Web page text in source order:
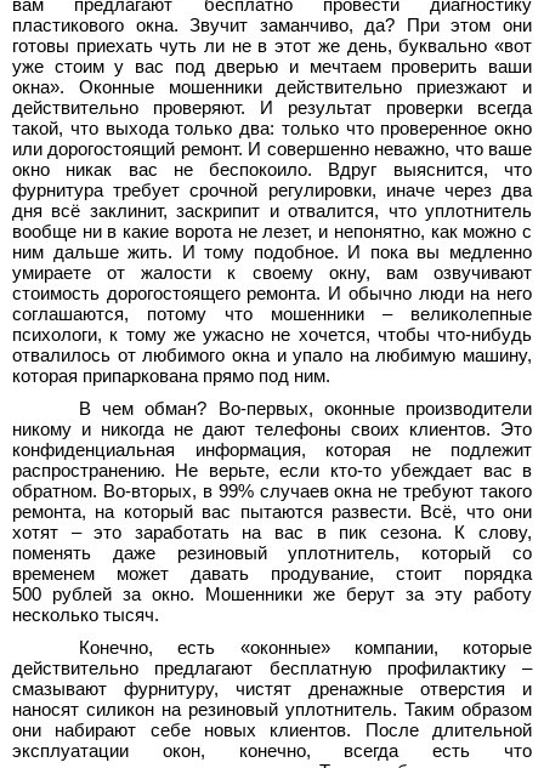
вам предлагают бесплатно провести диагностику
пластикового окна. Звучит заманчиво, да? При этом они
готовы приехать чуть ли не в этот же день, буквально «вот
уже стоим у вас под дверью и мечтаем проверить ваши
окна». Оконные мошенники действительно приезжают и
действительно проверяют. И результат проверки всегда
такой, что выхода только два: только что проверенное окно
или дорогостоящий ремонт. И совершенно неважно, что ваше
окно никак вас не беспокоило. Вдруг выяснится, что
фурнитура требует срочной регулировки, иначе через два
дня всё заклинит, заскрипит и отвалится, что уплотнитель
вообще ни в какие ворота не лезет, и непонятно, как можно с
ним дальше жить. И тому подобное. И пока вы медленно
умираете от жалости к своему окну, вам озвучивают
стоимость дорогостоящего ремонта. И обычно люди на него
соглашаются, потому что мошенники – великолепные
психологи, к тому же ужасно не хочется, чтобы что-нибудь
отвалилось от любимого окна и упало на любимую машину,
которая припаркована прямо под ним.
В чем обман? Во-первых, оконные производители
никому и никогда не дают телефоны своих клиентов. Это
конфиденциальная информация, которая не подлежит
распространению. Не верьте, если кто-то убеждает вас в
обратном. Во-вторых, в 99% случаев окна не требуют такого
ремонта, на который вас пытаются развести. Всё, что они
хотят – это заработать на вас в пик сезона. К слову,
поменять даже резиновый уплотнитель, который со
временем может давать продувание, стоит порядка
500
рублей за окно. Мошенники же берут за эту работу
несколько тысяч.
Конечно, есть «оконные» компании, которые
действительно предлагают бесплатную профилактику –
смазывают фурнитуру, чистят дренажные отверстия и
наносят силикон на резиновый уплотнитель. Таким образом
они набирают себе новых клиентов. После длительной
эксплуатации окон, конечно, всегда есть что